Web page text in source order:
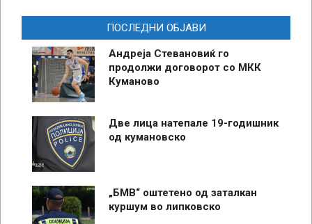
ПОСЛЕДНИ ОБЈАВИ
Андреја Стевановиќ го
продолжи договорот со МКК
Куманово
Две лица натепале 19-годишник
од кумановско
„БМВ“ оштетено од заталкан
куршум во липковско